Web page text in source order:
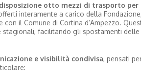
otto mezzi di trasporto
interamente a carico della
il Comune di Cortina d’Ampezzo.
facilitando gli spostamenti
e visibilità condivisa, pensati